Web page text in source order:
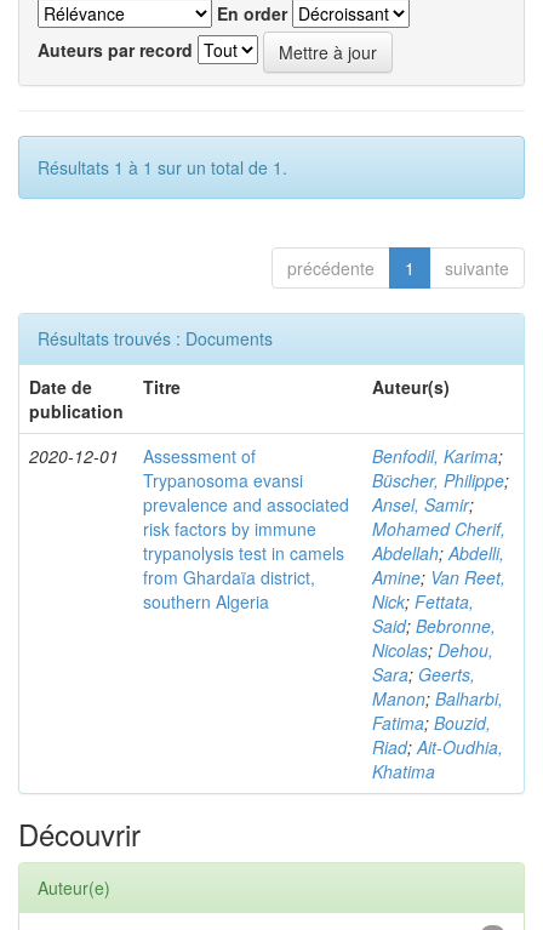
En order
Auteurs par record
Résultats 1 à 1 sur un total de 1.
précédente 1 suivante
Résultats trouvés : Documents
Date de
publication
Titre Auteur(s)
2020-12-01
Assessment of
Trypanosoma evansi
prevalence and associated
risk factors by immune
trypanolysis test in camels
from Ghardaïa district,
southern Algeria
Benfodil, Karima;
Büscher, Philippe;
Ansel, Samir;
Mohamed Cherif,
Abdellah;Abdelli,
Amine; Van Reet,
Nick; Fettata,
Said; Bebronne,
Nicolas; Dehou,
Sara; Geerts,
Manon; Balharbi,
Fatima; Bouzid,
Riad;Ait-Oudhia,
Khatima
Découvrir
Auteur(e)